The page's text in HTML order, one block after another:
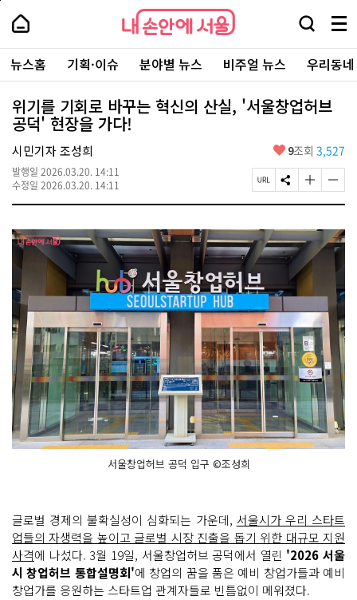
본
로
가
내
손
안
에
서
울
-
서
울
시
대
표
소
통
포
내
손
에
울
검
창
열
기
메
뉴
전
체
보
주
요
서
뉴스홈 기획·이슈 분야별 뉴스 비주얼 뉴스 우리동
위기를 기회로 바꾸는 혁신의 산실, '서울창업허브
공덕' 현장을 가다!
시민기자 조성희
발행일 2026.03.20. 14:11
수정일 2026.03.20. 14:11
좋
요
9조회 3,527
페
이
U
R
L
복
S
N
공
유
하
기
글
자
기
크
게
변
경
하
기
글
자
기
작
게
변
경
하
기
서울창업허브 공덕 입구 ©조성희
글로벌 경제의 불확실성이 심화되는 가운데, 서울시가 우리 스타트
업들의 자생력을 높이고 글로벌 시장 진출을 돕기 위한 대규모 지원
사격에 나섰다. 3월 19일, 서울창업허브 공덕에서 열린 '2026 서울
시 창업허브 통합설명회'에 창업의 꿈을 품은 예비 창업가들과 예비
창업가를 응원하는 스타트업 관계자들로 빈틈없이 메워졌다.
페
상
단
로